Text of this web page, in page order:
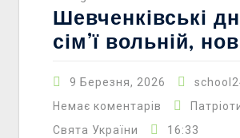
Шевченківські
сім’ї вольній,
9 Березня, 2026
Немає коментарів
Свята України
16:33